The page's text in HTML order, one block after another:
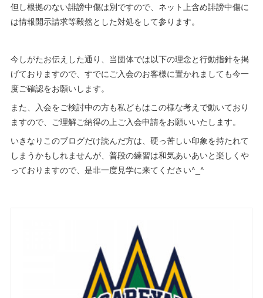
但し根拠のない誹謗中傷は別ですので、ネット上含め誹謗中傷に
は情報開示請求等毅然とした対処をして参ります。
今しがたお伝えした通り、当団体では以下の理念と行動指針を掲
げておりますので、すでにご入会のお客様に置かれましても今一
度ご確認をお願いします。
また、入会をご検討中の方も私どもはこの様な考えで動いており
ますので、ご理解ご納得の上ご入会申請をお願いいたします。
いきなりこのブログだけ読んだ方は、硬っ苦しい印象を持たれて
しまうかもしれませんが、普段の練習は和気あいあいと楽しくや
っておりますので、是非一度見学に来てください^_^